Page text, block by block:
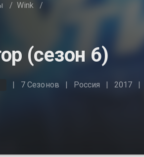
/ Wink /
(сезон 6)
7 Сезонов Россия 2017